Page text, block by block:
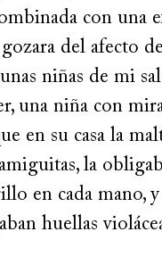
con una
del afecto
niñas de mi
una niña con
en su casa la
la
en cada mano,
huellas